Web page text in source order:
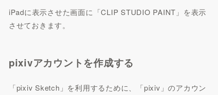
iPadに表示させた画面に「CLIP STUDIO PAINT」を表示
させておきます。
pixivアカウントを作成する
「pixiv Sketch」を利用するために、「pixiv」のアカウン